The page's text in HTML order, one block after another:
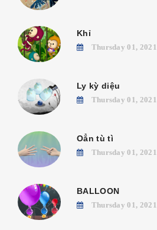
Khỉ
Thursday 01, 2021
Ly kỳ diệu
Thursday 01, 2021
Oẳn tù tì
Thursday 01, 2021
BALLOON
Thursday 01, 2021